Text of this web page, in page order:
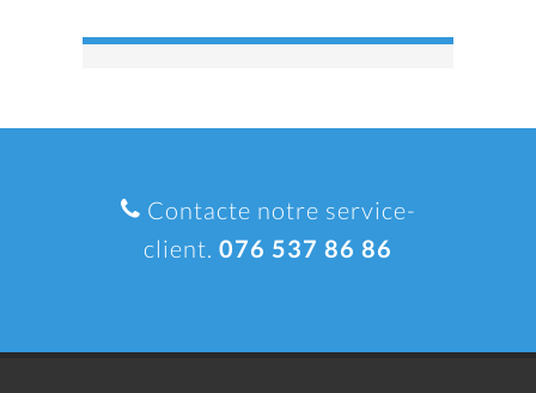
Contacte notre service-
client. 076 537 86 86